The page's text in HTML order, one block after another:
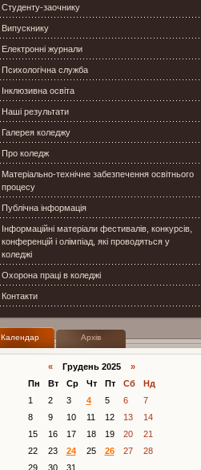
Студенту-заочнику
Випускнику
Електронні журнали
Психологічна служба
Інклюзивна освіта
Наші результати
Галерея коледжу
Про коледж
Матеріально-технічне забезпечення освітнього
процесу
Публічна інформація
Інформаційні матеріали фестивалів, конкурсів,
конференцій і олімпіад, які проводяться у
коледжі
Охорона праці в коледжі
Контакти
Календар Архів
«Грудень 2025 »
Пн
Вт Ср Чт Пт Сб
Нд
1
2 3 4 5 6
7
8
9 10 11 12 13
14
15
16 17 18 19 20
21
22
23 24 25 26 27
28
29
30 31